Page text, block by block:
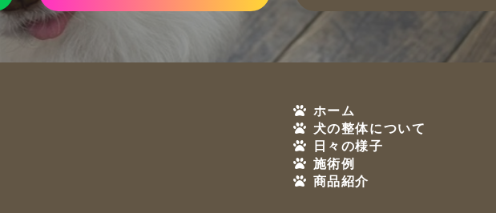
ホーム
犬の整体について
日々の様子
施術例
商品紹介